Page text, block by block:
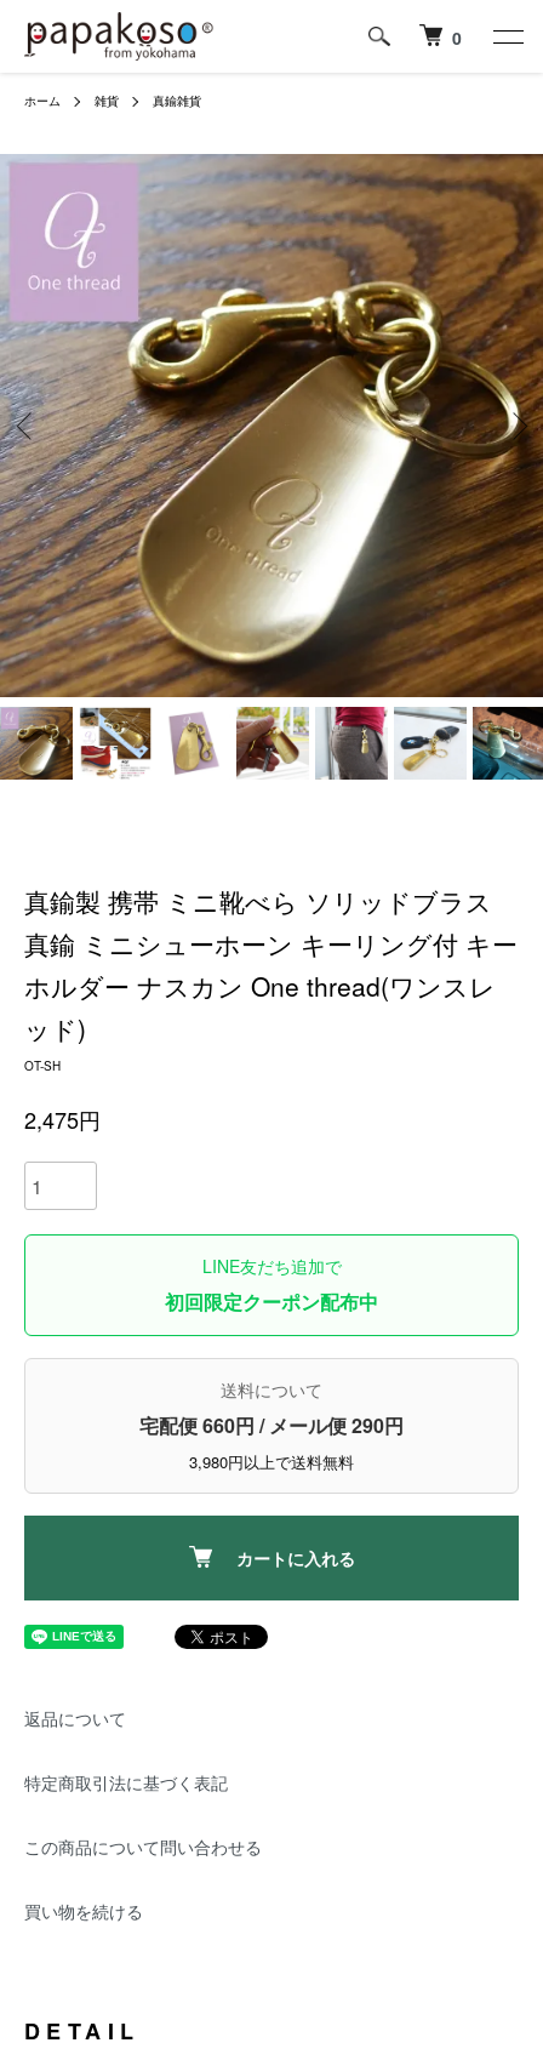
0
ホーム 雑貨 真鍮雑貨
真鍮製 携帯 ミニ靴べら ソリッドブラス
真鍮 ミニシューホーン キーリング付 キー
ホルダー ナスカン One thread(ワンスレ
ッド)
OT-SH
2,475円
LINE友だち追加で
初回限定クーポン配布中
送料について
宅配便 660円 / メール便 290円
3,980円以上で送料無料
カートに入れる
返品について
特定商取引法に基づく表記
この商品について問い合わせる
買い物を続ける
DETAIL